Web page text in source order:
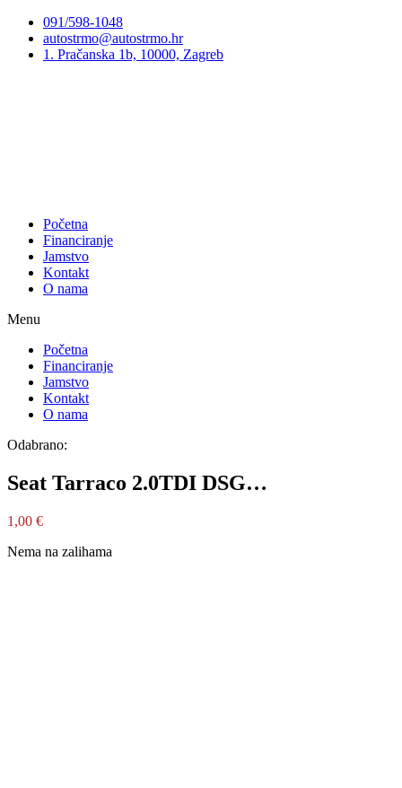
Preskoči
sadržaj
091/598-1048
autostrmo@autostrmo.hr
1. Pračanska 1b, 10000, Zagreb
Početna
Financiranje
Jamstvo
Kontakt
O nama
Menu
Početna
Financiranje
Jamstvo
Kontakt
O nama
Odabrano:
Seat Tarraco 2.0TDI DSG…
1,00 €
Nema na zalihama